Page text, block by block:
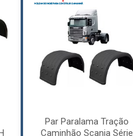
Par Paralama Tração
Caminhão Scania Série